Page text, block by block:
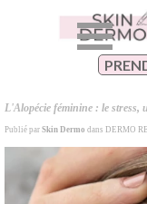
Sauter
L'Alopécie féminine : le stress,
Publié par Skin Dermo dans DERMO